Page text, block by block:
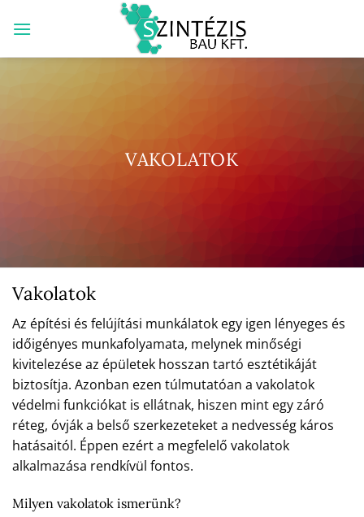
VAKOLATOK
Vakolatok
Az építési és felújítási munkálatok egy igen lényeges és
időigényes munkafolyamata, melynek minőségi
kivitelezése az épületek hosszan tartó esztétikáját
biztosítja. Azonban ezen túlmutatóan a vakolatok
védelmi funkciókat is ellátnak, hiszen mint egy záró
réteg, óvják a belső szerkezeteket a nedvesség káros
hatásaitól. Éppen ezért a megfelelő vakolatok
alkalmazása rendkívül fontos.
Milyen vakolatok ismerünk?